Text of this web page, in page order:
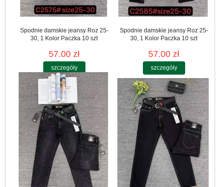
Spodnie damskie jeansy Roz 25-
30, 1 Kolor Paczka 10 szt
57.00 zł
szczegóły
Spodnie damskie jeansy Roz 25-
30, 1 Kolor Paczka 10 szt
57.00 zł
szczegóły